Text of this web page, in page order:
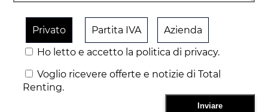
Privato Partita IVA
Azienda
Ho letto e accetto la politica di privacy.
Voglio ricevere offerte e notizie di Total
Renting.